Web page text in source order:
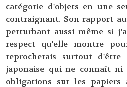
catégorie d'objets en une
contraignant. Son rapport
perturbant aussi même si
respect qu'elle montre
reprocherais surtout
japonaise qui ne connaît ni
obligations sur les papiers